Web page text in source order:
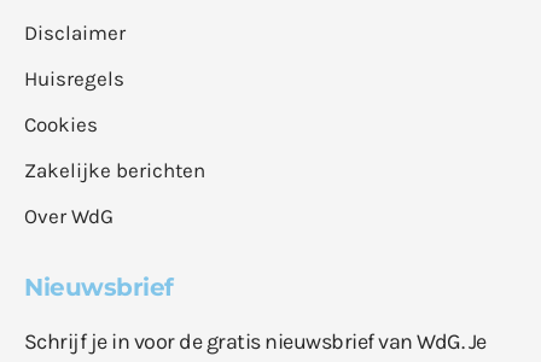
Disclaimer
Huisregels
Cookies
Zakelijke berichten
Over WdG
Nieuwsbrief
Schrijf je in voor de gratis nieuwsbrief van WdG. Je